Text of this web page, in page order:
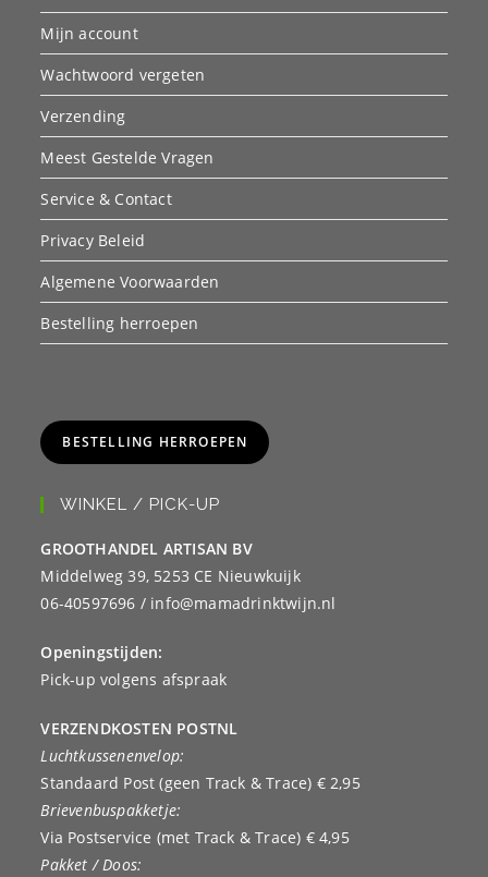
Mijn account
Wachtwoord vergeten
Verzending
Meest Gestelde Vragen
Service & Contact
Privacy Beleid
Algemene Voorwaarden
Bestelling herroepen
BESTELLING HERROEPEN
WINKEL / PICK-UP
GROOTHANDEL ARTISAN BV
Middelweg 39, 5253 CE Nieuwkuijk
06-40597696 / info@mamadrinktwijn.nl
Openingstijden:
Pick-up volgens afspraak
VERZENDKOSTEN POSTNL
Luchtkussenenvelop:
Standaard Post (geen Track & Trace) € 2,95
Brievenbuspakketje:
Via Postservice (met Track & Trace) € 4,95
Pakket / Doos: